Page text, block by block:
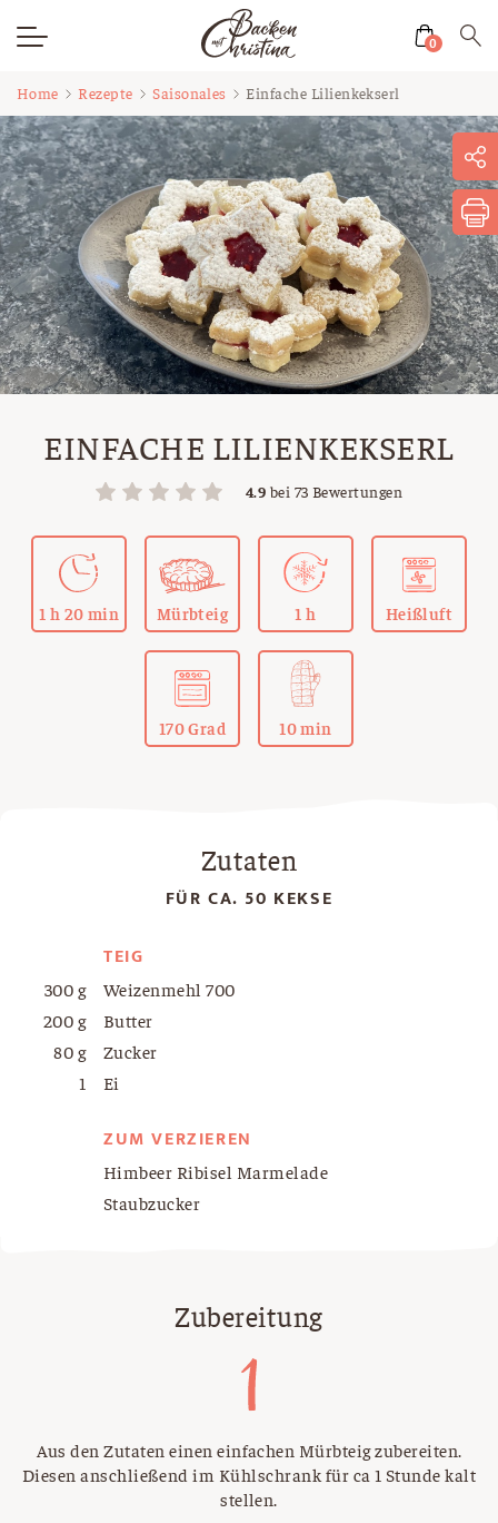
springen
0
Home Rezepte Saisonales Einfache Lilienkekserl
EINFACHE LILIENKEKSERL
4.9 bei 73 Bewertungen
1 h 20 min Mürbteig 1 h Heißluft
170 Grad 10 min
Zutaten
FÜR CA. 50 KEKSE
TEIG
300 g
Weizenmehl 700
200 g
Butter
80 g
Zucker
1
Ei
ZUM VERZIEREN
Himbeer Ribisel Marmelade
Staubzucker
Zubereitung
Aus den Zutaten einen einfachen Mürbteig zubereiten.
Diesen anschließend im Kühlschrank für ca 1 Stunde kalt
stellen.